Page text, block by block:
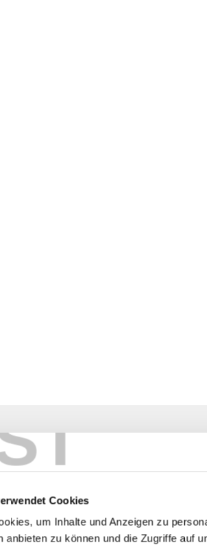
Cookies
um Inhalte und Anzeigen zu
anbieten zu können und die Zugriffe auf
Newsletter